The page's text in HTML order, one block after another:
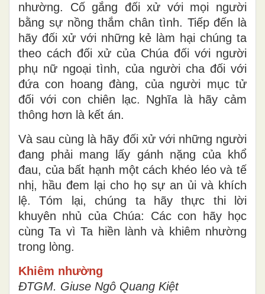
nhường. Cố gắng đối xử với mọi người
bằng sự nồng thắm chân tình. Tiếp đến là
hãy đối xử với những kẻ làm hại chúng ta
theo cách đối xử của Chúa đối với người
phụ nữ ngoại tình, của người cha đối với
đứa con hoang đàng, của người mục tử
đối với con chiên lạc. Nghĩa là hãy cảm
thông hơn là kết án.
Và sau cùng là hãy đối xử với những người
đang phải mang lấy gánh nặng của khổ
đau, của bất hạnh một cách khéo léo và tế
nhị, hầu đem lại cho họ sự an ủi và khích
lệ. Tóm lại, chúng ta hãy thực thi lời
khuyên nhủ của Chúa: Các con hãy học
cùng Ta vì Ta hiền lành và khiêm nhường
trong lòng.
Khiêm nhường
ĐTGM. Giuse Ngô Quang Kiệt